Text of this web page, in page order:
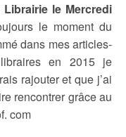
Librairie le Mercredi
le moment du
dans mes articles-
en 2015 je
rajouter et que j’ai
rencontrer grâce au
com